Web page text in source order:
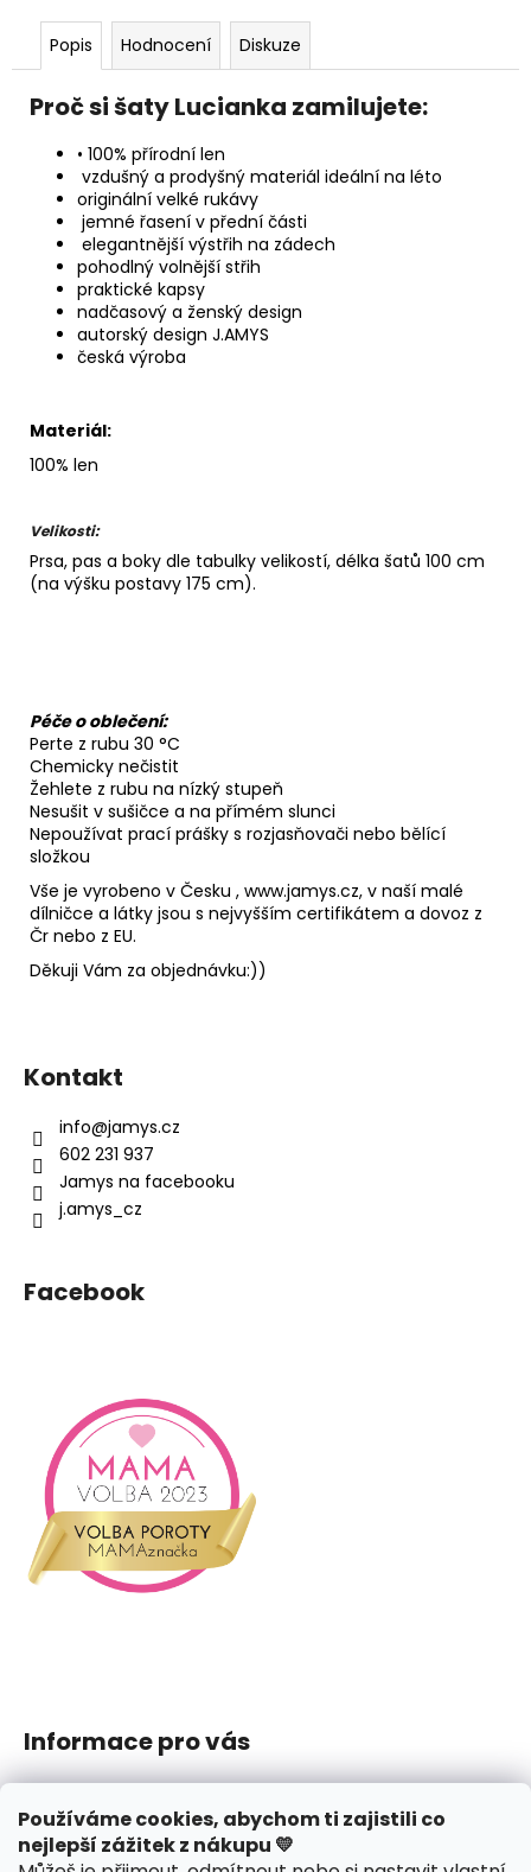
Používáme cookies, abychom ti zajistili co
nejlepší zážitek z nákupu 💛
Popis Hodnocení Diskuze
Proč si šaty Lucianka zamilujete:
• 100% přírodní len
vzdušný a prodyšný materiál ideální na léto
originální velké rukávy
jemné řasení v přední části
elegantnější výstřih na zádech
pohodlný volnější střih
praktické kapsy
nadčasový a ženský design
autorský design J.AMYS
česká výroba
Materiál:
100% len
Velikosti:
Prsa, pas a boky dle tabulky velikostí, délka šatů 100 cm
(na výšku postavy 175 cm).
Péče o oblečení:
Perte z rubu 30 °C
Chemicky nečistit
Žehlete z rubu na nízký stupeň
Nesušit v sušičce a na přímém slunci
Nepoužívat prací prášky s rozjasňovači nebo bělící
složkou
Vše je vyrobeno v Česku , www.jamys.cz, v naší malé
dílničce a látky jsou s nejvyšším certifikátem a dovoz z
Čr nebo z EU.
Děkuji Vám za objednávku:))
Kontakt
info@jamys.cz
602 231 937
Jamys na facebooku
j.amys_cz
Facebook
Informace pro vás
Jak nakupovat
Obchodní podmínky
Podmínky ochrany osobních údajů